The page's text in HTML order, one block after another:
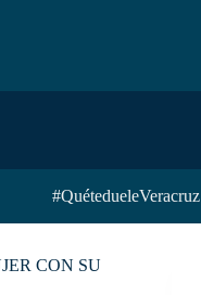
#QuétedueleVeracruz
CON SU